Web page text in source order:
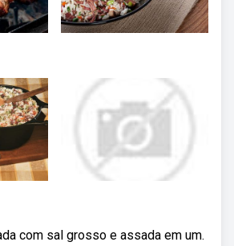
com sal grosso e assada em um.